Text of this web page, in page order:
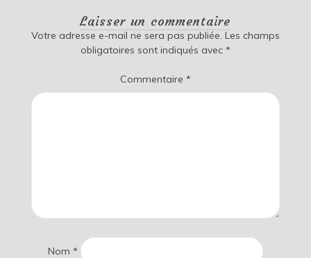
Laisser un commentaire
Votre adresse e-mail ne sera pas publiée. Les champs
obligatoires sont indiqués avec *
Commentaire *
Nom *